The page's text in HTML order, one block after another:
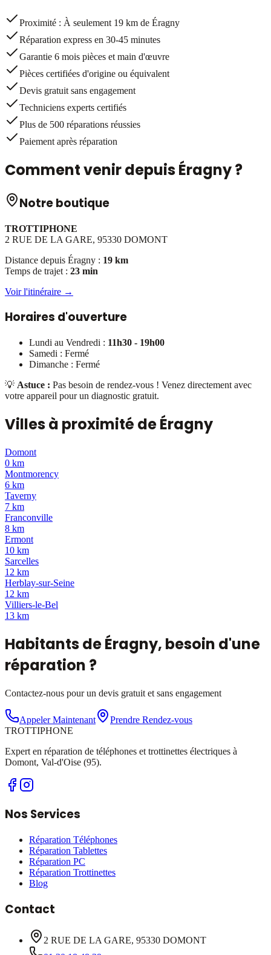
Proximité : À seulement 19 km de Éragny
Réparation express en 30-45 minutes
Garantie 6 mois pièces et main d'œuvre
Pièces certifiées d'origine ou équivalent
Devis gratuit sans engagement
Techniciens experts certifiés
Plus de 500 réparations réussies
Paiement après réparation
Comment venir depuisÉragny?
Notre boutique
TROTTIPHONE
2 RUE DE LA GARE, 95330 DOMONT
Distance depuis Éragny : 19 km
Temps de trajet : 23 min
Voir l'itinéraire →
Horaires d'ouverture
Lundi au Vendredi : 11h30 - 19h00
Samedi : Fermé
Dimanche : Fermé
💡 Astuce : Pas besoin de rendez-vous ! Venez directement avec
votre appareil pour un diagnostic gratuit.
Villes à proximité deÉragny
Domont
0 km
Montmorency
6 km
Taverny
7 km
Franconville
8 km
Ermont
10 km
Sarcelles
12 km
Herblay-sur-Seine
12 km
Villiers-le-Bel
13 km
Habitants deÉragny, besoin d'une
réparation ?
Contactez-nous pour un devis gratuit et sans engagement
Appeler Maintenant
Prendre Rendez-vous
TROTTIPHONE
Expert en réparation de téléphones et trottinettes électriques à
Domont, Val-d'Oise (95).
Nos Services
Réparation Téléphones
Réparation Tablettes
Réparation PC
Réparation Trottinettes
Blog
Contact
2 RUE DE LA GARE, 95330 DOMONT